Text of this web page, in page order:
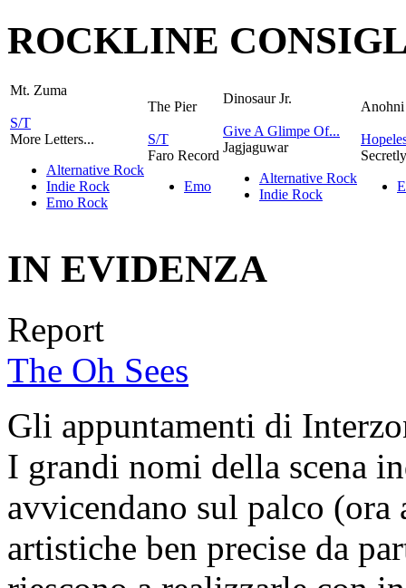
ROCKLINE
Mt. Zuma
S/T
More Letters...
Alternative Rock
Indie Rock
Emo Rock
The Pier
S/T
Faro Record
Emo
Dinosaur Jr.
Give A Glimpe Of...
Jagjaguwar
Alternative Rock
Indie Rock
Anohni
IN EVIDENZA
Report
The Oh Sees
Gli appuntamenti di
I grandi nomi della scena
avvicendano sul palco (ora
artistiche ben precise da